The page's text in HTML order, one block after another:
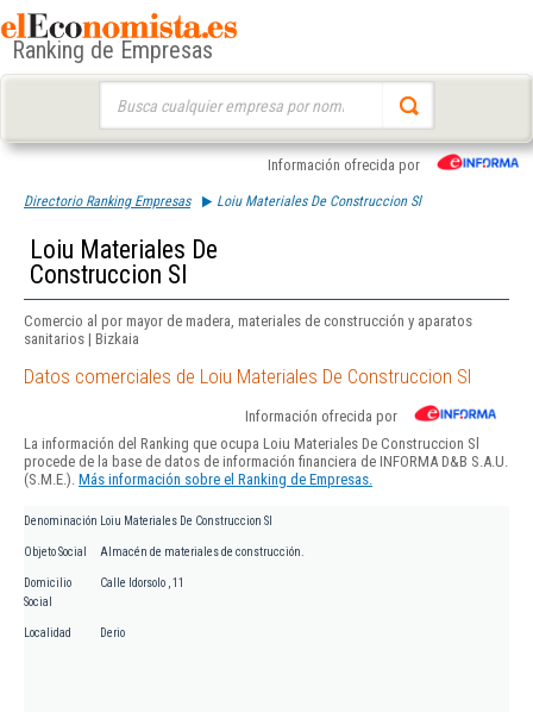
Ranking de Empresas
Información ofrecida por
Directorio Ranking Empresas Loiu Materiales De Construccion Sl
Loiu Materiales De
Construccion Sl
Comercio al por mayor de madera, materiales de construcción y aparatos
sanitarios | Bizkaia
Datos comerciales de Loiu Materiales De Construccion Sl
Información ofrecida por
La información del Ranking que ocupa Loiu Materiales De Construccion Sl
procede de la base de datos de información financiera de INFORMA D&B S.A.U.
(S.M.E.). Más información sobre el Ranking de Empresas.
Denominación Loiu Materiales De Construccion Sl
Objeto Social Almacén de materiales de construcción.
Domicilio
Social
Calle Idorsolo , 11
Localidad Derio